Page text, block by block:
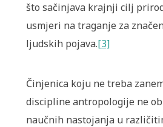
što sačinjava krajnji cilj
usmjeri na traganje za
ljudskih pojava.[3]
Činjenica koju ne treba
discipline antropologije ne
naučnih nastojanja u